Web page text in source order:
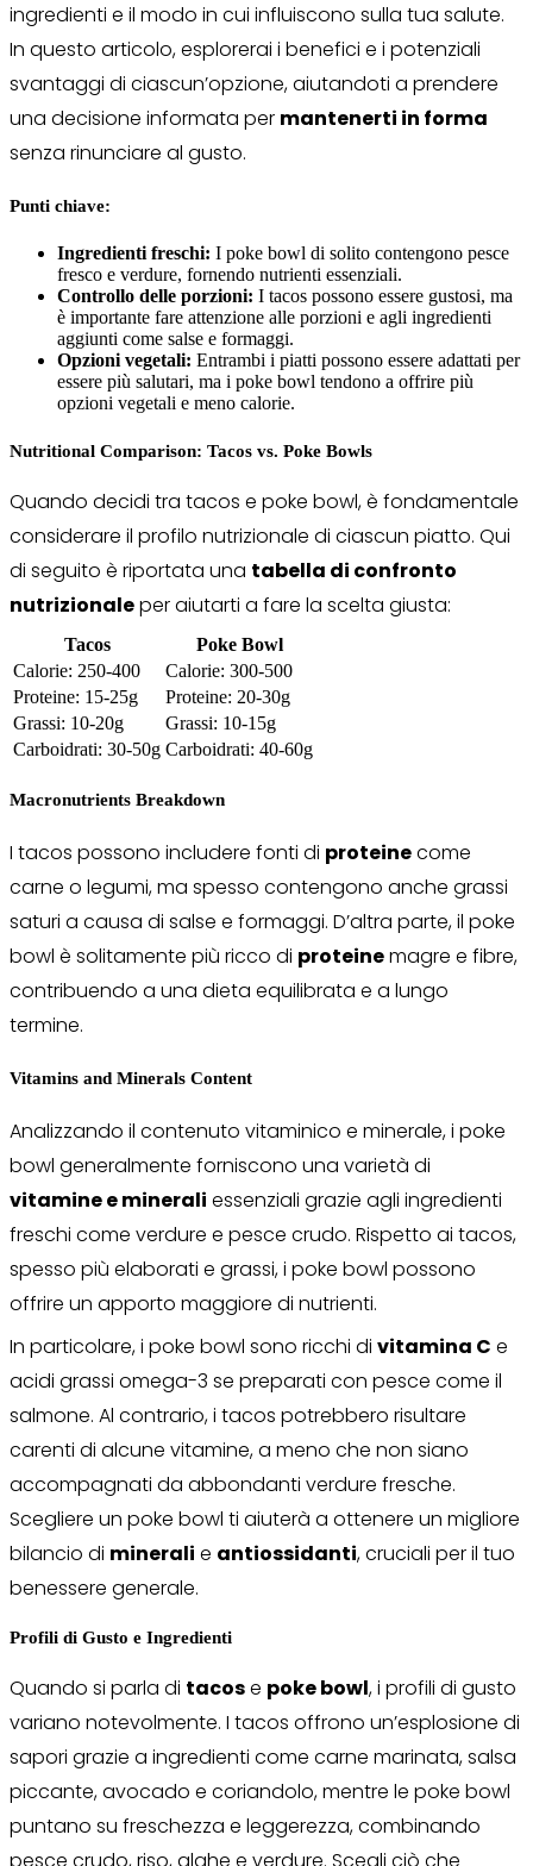
ingredienti e il modo in cui influiscono sulla tua salute.
In questo articolo, esplorerai i benefici e i potenziali
svantaggi di ciascun’opzione, aiutandoti a prendere
una decisione informata per mantenerti in forma
senza rinunciare al gusto.
Punti chiave:
Ingredienti freschi: I poke bowl di solito contengono pesce
fresco e verdure, fornendo nutrienti essenziali.
Controllo delle porzioni: I tacos possono essere gustosi, ma
è importante fare attenzione alle porzioni e agli ingredienti
aggiunti come salse e formaggi.
Opzioni vegetali: Entrambi i piatti possono essere adattati per
essere più salutari, ma i poke bowl tendono a offrire più
opzioni vegetali e meno calorie.
Nutritional Comparison: Tacos vs. Poke Bowls
Quando decidi tra tacos e poke bowl, è fondamentale
considerare il profilo nutrizionale di ciascun piatto. Qui
di seguito è riportata una tabella di confronto
nutrizionaleper aiutarti a fare la scelta giusta:
Tacos
Poke Bowl
Calorie: 250-400
Calorie: 300-500
Proteine: 15-25g
Proteine: 20-30g
Grassi: 10-20g
Grassi: 10-15g
Carboidrati: 30-50g Carboidrati: 40-60g
Macronutrients Breakdown
I tacos possono includere fonti di proteinecome
carne o legumi, ma spesso contengono anche grassi
saturi a causa di salse e formaggi. D’altra parte, il poke
bowl è solitamente più ricco di proteinemagre e fibre,
contribuendo a una dieta equilibrata e a lungo
termine.
Vitamins and Minerals Content
Analizzando il contenuto vitaminico e minerale, i poke
bowl generalmente forniscono una varietà di
vitamine e minerali essenziali grazie agli ingredienti
freschi come verdure e pesce crudo. Rispetto ai tacos,
spesso più elaborati e grassi, i poke bowl possono
offrire un apporto maggiore di nutrienti.
In particolare, i poke bowl sono ricchi di vitamina C e
acidi grassi omega-3 se preparati con pesce come il
salmone. Al contrario, i tacos potrebbero risultare
carenti di alcune vitamine, a meno che non siano
accompagnati da abbondanti verdure fresche.
Scegliere un poke bowl ti aiuterà a ottenere un migliore
bilancio di minerali e antiossidanti, cruciali per il tuo
benessere generale.
Profili di Gusto e Ingredienti
Quando si parla di tacose poke bowl, i profili di gusto
variano notevolmente. I tacos offrono un’esplosione di
sapori grazie a ingredienti come carne marinata, salsa
piccante, avocado e coriandolo, mentre le poke bowl
puntano su freschezza e leggerezza, combinando
pesce crudo, riso, alghe e verdure. Scegli ciò che